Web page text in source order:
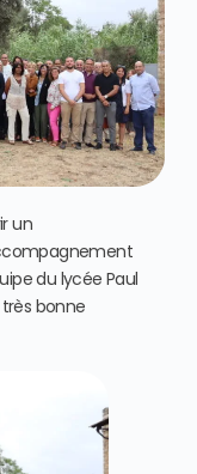
un
du lycée Paul
bonne